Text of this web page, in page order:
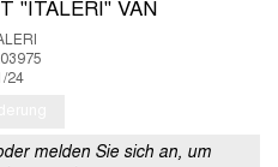
"ITALERI" VAN
24
melden Sie sich an, um